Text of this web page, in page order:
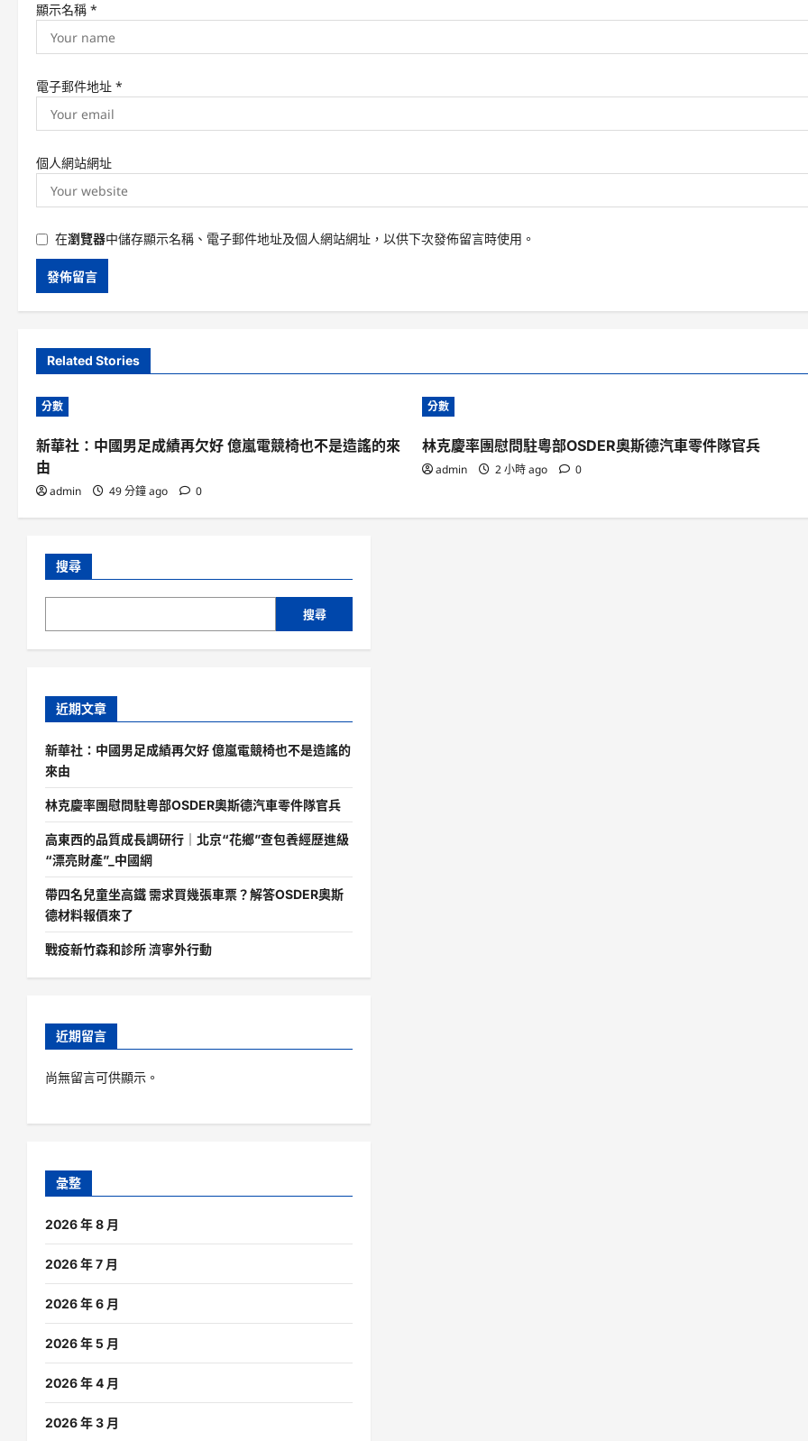
顯示名稱 *
電子郵件地址 *
個人網站網址
在瀏覽器中儲存顯示名稱、電子郵件地址及個人網站網址，以供下次發佈留言時使用。
Related Stories
分數
新華社：中國男足成績再欠好 億嵐電競椅也不是造謠的來
由
admin 49 分鐘 ago 0
分數
林克慶率團慰問駐粵部OSDER奧斯德汽車零件隊官兵
admin 2 小時 ago 0
搜尋
搜尋
近期文章
新華社：中國男足成績再欠好 億嵐電競椅也不是造謠的
來由
林克慶率團慰問駐粵部OSDER奧斯德汽車零件隊官兵
高東西的品質成長調研行｜北京“花鄉”查包養經歷進級
“漂亮財產”_中國網
帶四名兒童坐高鐵 需求買幾張車票？解答OSDER奧斯
德材料報價來了
戰疫新竹森和診所 濟寧外行動
近期留言
尚無留言可供顯示。
彙整
2026 年 8 月
2026 年 7 月
2026 年 6 月
2026 年 5 月
2026 年 4 月
2026 年 3 月